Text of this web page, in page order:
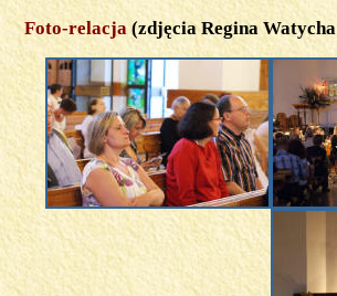
Foto-relacja (zdjęcia Regina